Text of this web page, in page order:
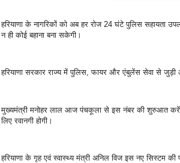
हरियाणा के नागरिकों को अब हर रोज 24 घंटे पुलिस सहायता
न ही कोई बहाना बना सकेगी।
हरियाणा सरकार राज्य में पुलिस, फायर और एंबुलेंस सेवा से
मुख्यमंत्री मनोहर लाल आज पंचकूला से इस नंबर की शुरुआत करेंगे।
लिए रवानगी होगी।
हरियाणा के गृह एवं स्वास्थ्य मंत्री अनिल विज इस नए सिस्टम